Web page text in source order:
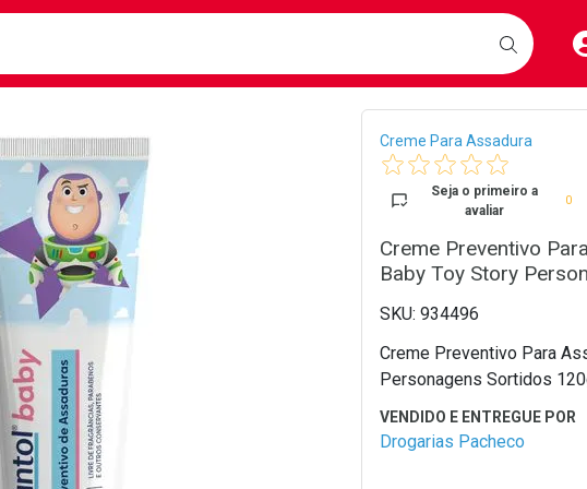
BUSCAR
Breadcrumb
Creme Para Assadura
Seja o primeiro a
avaliar
0
Creme Preventivo
Baby Toy Story
934496
Creme Preventivo Para
Personagens Sortidos
Drogarias Pacheco